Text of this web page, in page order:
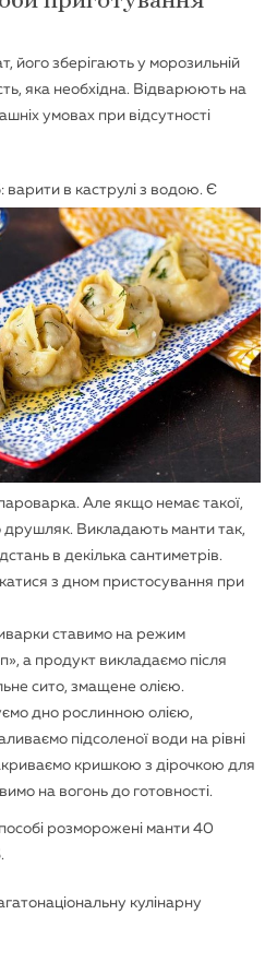
його зберігають у морозильній
яка необхідна. Відварюють на
умовах при відсутності
варити в каструлі з водою. Є
Але якщо немає такої,
друшляк. Викладають манти так,
в декілька сантиметрів.
з дном пристосування при
ставимо на режим
а продукт викладаємо після
сито, змащене олією.
дно рослинною олією,
підсоленої води на рівні
кришкою з дірочкою для
на вогонь до готовності.
розморожені манти 40
кулінарну